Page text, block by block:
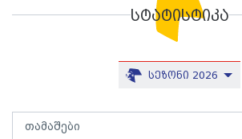
სტატისტიკა
სეზონი 2026
თამაშები